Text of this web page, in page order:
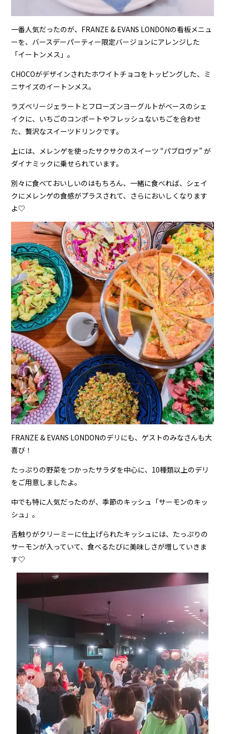
一番人気だったのが、FRANZE & EVANS LONDONの看板メニュ
ーを、バースデーパーティー限定バージョンにアレンジした
「イートンメス」。
CHOCOがデザインされたホワイトチョコをトッピングした、ミ
ニサイズのイートンメス。
ラズベリージェラートとフローズンヨーグルトがベースのシェ
イクに、いちごのコンポートやフレッシュないちごを合わせ
た、贅沢なスイーツドリンクです。
上には、メレンゲを使ったサクサクのスイーツ “パブロヴァ” が
ダイナミックに乗せられています。
別々に食べておいしいのはもちろん、一緒に食べれば、シェイ
クにメレンゲの食感がプラスされて、さらにおいしくなります
よ♡
FRANZE & EVANS LONDONのデリにも、ゲストのみなさんも大
喜び！
たっぷりの野菜をつかったサラダを中心に、10種類以上のデリ
をご用意しましたよ。
中でも特に人気だったのが、季節のキッシュ「サーモンのキッ
シュ」。
舌触りがクリーミーに仕上げられたキッシュには、たっぷりの
サーモンが入っていて、食べるたびに美味しさが増していきま
す♡